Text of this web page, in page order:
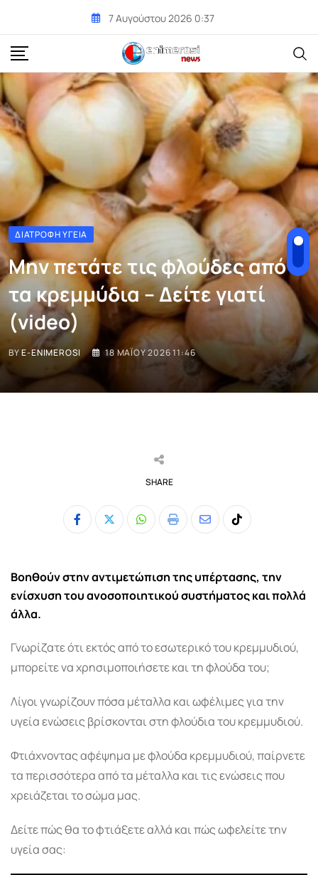
content
7 Αυγούστου 2026 0:37
ΔΙΑΤΡΟΦΉ ΥΓΕΊΑ
Μην πετάτε τις φλούδες από
τα κρεμμύδια – Δείτε γιατί
(video)
BYE-ENIMEROSI 18 ΜΑΪ́ΟΥ 2026 11:46
SHARE
Whatsapp
Print
ShareTiktok
Βοηθούν στην αντιμετώπιση της υπέρτασης, την
ενίσχυση του ανοσοποιητικού συστήματος και πολλά
άλλα.
Γνωρίζατε ότι εκτός από το εσωτερικό του κρεμμυδιού,
μπορείτε να χρησιμοποιήσετε και τη φλούδα του;
Λίγοι γνωρίζουν πόσα μέταλλα και ωφέλιμες για την
υγεία ενώσεις βρίσκονται στη φλούδια του κρεμμυδιού.
Φτιάχνοντας αφέψημα με φλούδα κρεμμυδιού, παίρνετε
τα περισσότερα από τα μέταλλα και τις ενώσεις που
χρειάζεται το σώμα μας.
Δείτε πώς θα το φτιάξετε αλλά και πώς ωφελείτε την
υγεία σας: